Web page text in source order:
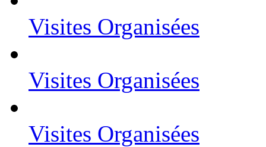
Visites Organisées
Visites Organisées
Visites Organisées